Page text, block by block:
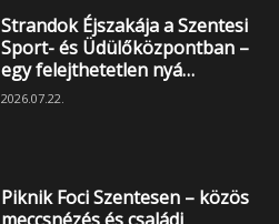
Strandok Éjszakája a Szentesi
Sport- és Üdülőközpontban –
egy felejthetetlen nyá…
2026.07.22.
Piknik Foci Szentesen – közös
meccsnézés és családi